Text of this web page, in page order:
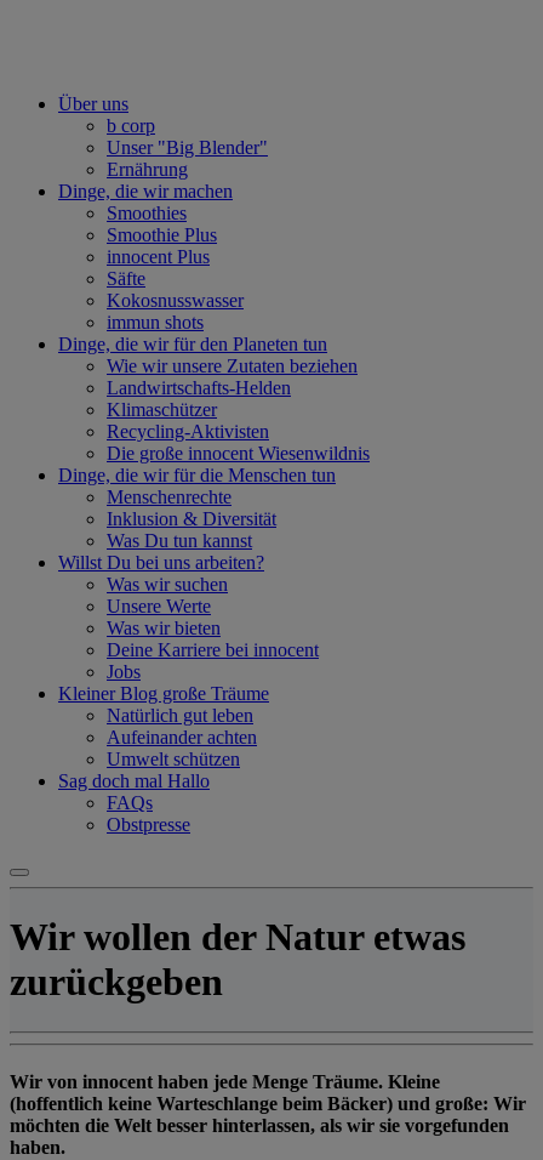
Über uns
b corp
Unser "Big Blender"
Ernährung
Dinge, die wir machen
Smoothies
Smoothie Plus
innocent Plus
Säfte
Kokosnusswasser
immun shots
Dinge, die wir für den Planeten tun
Wie wir unsere Zutaten beziehen
Landwirtschafts-Helden
Klimaschützer
Recycling-Aktivisten
Die große innocent Wiesenwildnis
Dinge, die wir für die Menschen tun
Menschenrechte
Inklusion & Diversität
Was Du tun kannst
Willst Du bei uns arbeiten?
Was wir suchen
Unsere Werte
Was wir bieten
Deine Karriere bei innocent
Jobs
Kleiner Blog große Träume
Natürlich gut leben
Aufeinander achten
Umwelt schützen
Sag doch mal Hallo
FAQs
Obstpresse
Wir wollen der Natur etwas
zurückgeben
Wir von innocent haben jede Menge Träume. Kleine
(hoffentlich keine Warteschlange beim Bäcker) und große: Wir
möchten die Welt besser hinterlassen, als wir sie vorgefunden
haben.